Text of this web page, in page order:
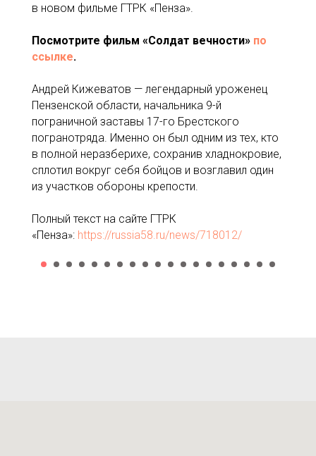
в новом фильме ГТРК «Пенза».
Посмотрите фильм «Солдат вечности» по
ссылке.
Андрей Кижеватов — легендарный уроженец
Пензенской области, начальника 9-й
пограничной заставы 17-го Брестского
погранотряда. Именно он был одним из тех, кто
в полной неразберихе, сохранив хладнокровие,
сплотил вокруг себя бойцов и возглавил один
из участков обороны крепости.
Полный текст на сайте ГТРК
«Пенза»: https://russia58.ru/news/718012/